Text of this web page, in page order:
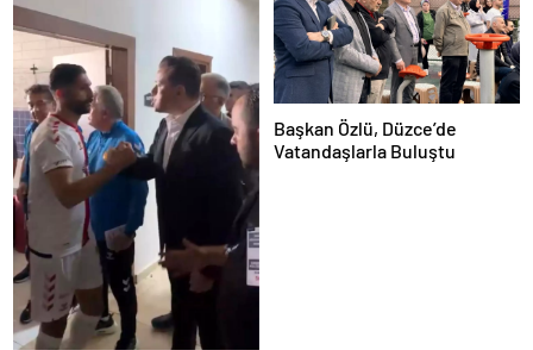
Başkan Özlü, Düzce’de
Vatandaşlarla Buluştu